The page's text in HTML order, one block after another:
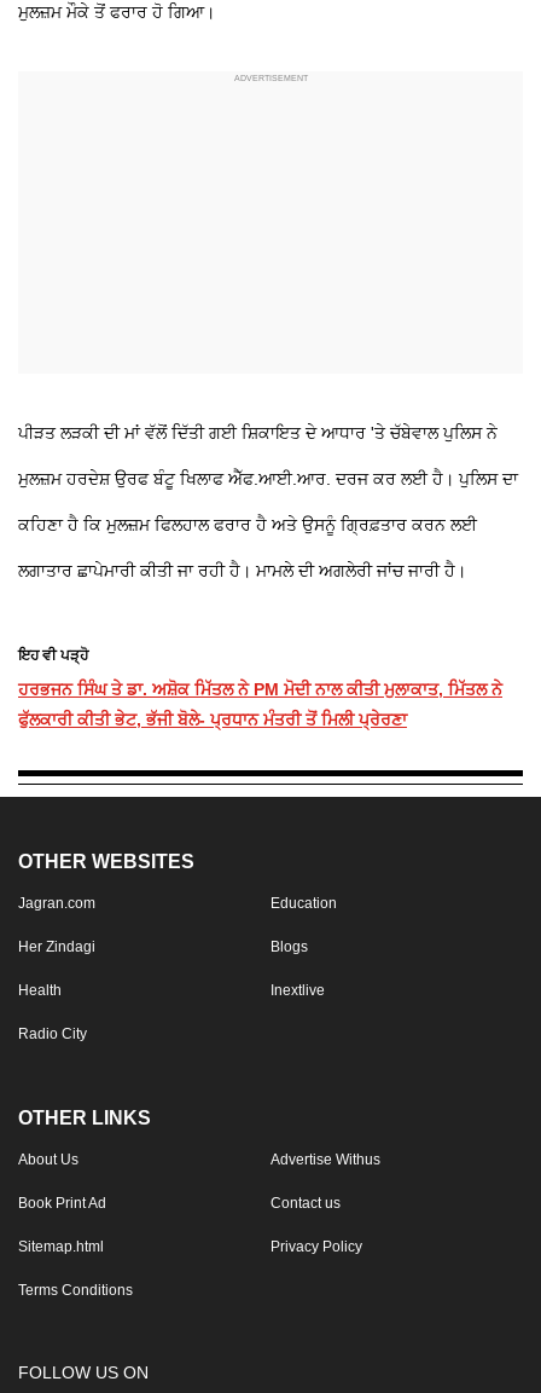
ਮੁਲਜ਼ਮ ਮੌਕੇ ਤੋਂ ਫਰਾਰ ਹੋ ਗਿਆ।
ਪੀੜਤ ਲੜਕੀ ਦੀ ਮਾਂ ਵੱਲੋਂ ਦਿੱਤੀ ਗਈ ਸ਼ਿਕਾਇਤ ਦੇ ਆਧਾਰ 'ਤੇ ਚੱਬੇਵਾਲ ਪੁਲਿਸ ਨੇ
ਮੁਲਜ਼ਮ ਹਰਦੇਸ਼ ਉਰਫ ਬੰਟੂ ਖਿਲਾਫ ਐੱਫ.ਆਈ.ਆਰ. ਦਰਜ ਕਰ ਲਈ ਹੈ। ਪੁਲਿਸ ਦਾ
ਕਹਿਣਾ ਹੈ ਕਿ ਮੁਲਜ਼ਮ ਫਿਲਹਾਲ ਫਰਾਰ ਹੈ ਅਤੇ ਉਸਨੂੰ ਗ੍ਰਿਫ਼ਤਾਰ ਕਰਨ ਲਈ
ਲਗਾਤਾਰ ਛਾਪੇਮਾਰੀ ਕੀਤੀ ਜਾ ਰਹੀ ਹੈ। ਮਾਮਲੇ ਦੀ ਅਗਲੇਰੀ ਜਾਂਚ ਜਾਰੀ ਹੈ।
ਇਹ ਵੀ ਪੜ੍ਹੋ
ਹਰਭਜਨ ਸਿੰਘ ਤੇ ਡਾ. ਅਸ਼ੋਕ ਮਿੱਤਲ ਨੇ PM ਮੋਦੀ ਨਾਲ ਕੀਤੀ ਮੁਲਾਕਾਤ, ਮਿੱਤਲ ਨੇ
ਫੁੱਲਕਾਰੀ ਕੀਤੀ ਭੇਟ, ਭੱਜੀ ਬੋਲੇ- ਪ੍ਰਧਾਨ ਮੰਤਰੀ ਤੋਂ ਮਿਲੀ ਪ੍ਰੇਰਣਾ
OTHER WEBSITES
Jagran.com Education
Her Zindagi Blogs
Health Inextlive
Radio City
OTHER LINKS
About Us Advertise Withus
Book Print Ad Contact us
Sitemap.html Privacy Policy
Terms Conditions
FOLLOW US ON